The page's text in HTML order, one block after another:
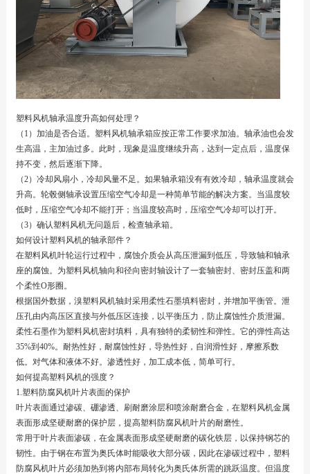
塑料风机轴承温度升高如何处理？
（1）加油是否合适。塑料风机轴承箱应按正常工作要求加油。轴承油也会发
生高温，主加油过多。此时，现象是温度继续升高，达到一定点后，温度保
持不变，然后逐渐下降。
（2）冷却风扇小，冷却风量不足。如果轴承箱没有有效冷却，轴承温度就会
升高。轮毂侧轴承设置压缩空气冷却是一种简单节能的解决方案。当温度较
低时，压缩空气冷却不能打开；当温度较高时，压缩空气冷却可以打开。
（3）确认塑料风机无问题后，检查轴承箱。
如何设计塑料风机的轴承部件？
在塑料风机叶轮运行过程中，腐蚀介质会从高压泄漏到低压，导致轴和轴承
座的腐蚀。为塑料风机轴向和径向密封轴设计了一套轴密封、密封压盖和两
个柔性O形圈。
根据国外数据，溴塑料风机轴封采用柔性石墨填料密封，并增加平衡管。泄
压孔由内高压区直接与外低压区连接，以平衡压力，防止腐蚀性介质泄漏。
柔性石墨作为塑料风机密封填料，具有独特的柔韧性和弹性。它的弹性高达
35%到40%。耐热性好，耐腐蚀性好，导热性好，自润滑性好，摩擦系数
低。对气体和液体不好。渗透性好，加工成本低，简单可行。
如何提高塑料风机的强度？
1.塑料防腐风机叶片表面的保护
叶片表面通过渗碳、硼渗透、刷耐磨涂层和喷涂耐磨合金，在塑料风机金属
表面形成坚硬耐磨的保护层，提高塑料防腐风机叶片的耐磨性。
常用于叶片表面渗碳，在金属表面形成坚硬耐磨的碳化铁层，以保持钢芯的
韧性。由于钢在布置为奥氏体时能吸收大部分碳，因此在渗碳过程中，塑料
防腐风机叶片必须加热到将内部布局转化为奥氏体所需的跳跃温度。但温度